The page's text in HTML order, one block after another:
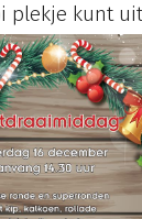
plekje kunt